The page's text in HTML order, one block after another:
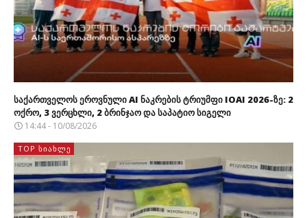
საქართველოს ეროვნული AI ნაკრების ტრიუმფი IOAI 2026-ზე: 2
ოქრო, 3 ვერცხლი, 2 ბრინჯაო და საპატიო სიგელი
14:44 - 10/08/2026
TOP ᲡᲘᲐᲮᲚᲔ